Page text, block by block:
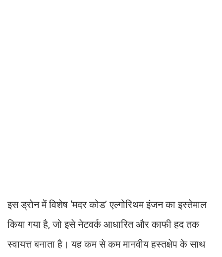
इस ड्रोन में विशेष ‘मदर कोड’ एल्गोरिथम इंजन का इस्तेमाल
किया गया है, जो इसे नेटवर्क आधारित और काफी हद तक
स्वायत्त बनाता है। यह कम से कम मानवीय हस्तक्षेप के साथ